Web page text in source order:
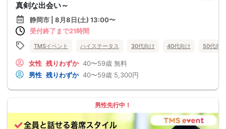
真剣な出会い～
静岡市 | 8月8日(土) 13:00〜
受付終了まで21時間
TMSイベント ハイステータス 30代向け 40代向け 50代向け
女性 残りわずか 40〜59歳 無料
男性 残りわずか 40〜59歳 5,300円
男性先行中！